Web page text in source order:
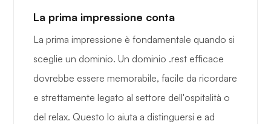
La prima impressione conta
La prima impressione è fondamentale quando si
sceglie un dominio. Un dominio .rest efficace
dovrebbe essere memorabile, facile da ricordare
e strettamente legato al settore dell'ospitalità o
del relax. Questo lo aiuta a distinguersi e ad